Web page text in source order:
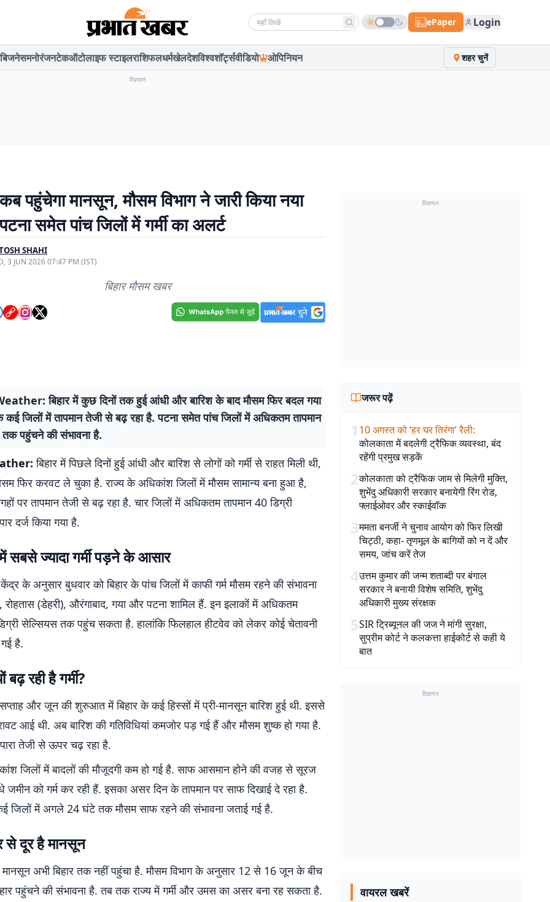
Search news ePaper Login
बिजनेसमनोरंजनटेकऑटोलाइफ स्टाइलराशिफलधर्मखेलदेशविश्वशॉर्ट्सवीडियो ओपिनियन शहर चुनें
विज्ञापन
पहुंचेगा मानसून, मौसम विभाग ने जारी किया नया
समेत पांच जिलों में गर्मी का अलर्ट
SHAHI
3 JUN 2026 07:47 PM (IST)
बिहार मौसम खबर
बिहार में कुछ दिनों तक हुई आंधी और बारिश के बाद मौसम फिर बदल गया
कई जिलों में तापमान तेजी से बढ़ रहा है. पटना समेत पांच जिलों में अधिकतम तापमान
तक पहुंचने की संभावना है.
बिहार में पिछले दिनों हुई आंधी और बारिश से लोगों को गर्मी से राहत मिली थी,
फिर करवट ले चुका है. राज्य के अधिकांश जिलों में मौसम सामान्य बना हुआ है,
पर तापमान तेजी से बढ़ रहा है. चार जिलों में अधिकतम तापमान 40 डिग्री
दर्ज किया गया है.
सबसे ज्यादा गर्मी पड़ने के आसार
केंद्र के अनुसार बुधवार को बिहार के पांच जिलों में काफी गर्म मौसम रहने की संभावना
(डेहरी), औरंगाबाद, गया और पटना शामिल हैं. इन इलाकों में अधिकतम
सेल्सियस तक पहुंच सकता है. हालांकि फिलहाल हीटवेव को लेकर कोई चेतावनी
है.
रही है गर्मी?
और जून की शुरुआत में बिहार के कई हिस्सों में प्री-मानसून बारिश हुई थी. इससे
आई थी. अब बारिश की गतिविधियां कमजोर पड़ गई हैं और मौसम शुष्क हो गया है.
तेजी से ऊपर चढ़ रहा है.
जिलों में बादलों की मौजूदगी कम हो गई है. साफ आसमान होने की वजह से सूरज
जमीन को गर्म कर रही हैं. इसका असर दिन के तापमान पर साफ दिखाई दे रहा है.
जिलों में अगले 24 घंटे तक मौसम साफ रहने की संभावना जताई गई है.
से दूर है मानसून
मानसून अभी बिहार तक नहीं पहुंचा है. मौसम विभाग के अनुसार 12 से 16 जून के बीच
पहुंचने की संभावना है. तब तक राज्य में गर्मी और उमस का असर बना रह सकता है.
विज्ञापन
जरूर पढ़ें
1 10 अगस्त को ‘हर घर तिरंगा’ रैली:
कोलकाता में बदलेगी ट्रैफिक व्यवस्था, बंद
रहेंगी प्रमुख सड़कें
2कोलकाता को ट्रैफिक जाम से मिलेगी मुक्ति,
शुभेंदु अधिकारी सरकार बनायेगी रिंग रोड,
फ्लाईओवर और स्काईवॉक
3ममता बनर्जी ने चुनाव आयोग को फिर लिखी
चिट्ठी, कहा- तृणमूल के बागियों को न दें और
समय, जांच करें तेज
4उत्तम कुमार की जन्म शताब्दी पर बंगाल
सरकार ने बनायी विशेष समिति, शुभेंदु
अधिकारी मुख्य संरक्षक
5SIR ट्रिब्यूनल की जज ने मांगी सुरक्षा,
सुप्रीम कोर्ट ने कलकत्ता हाईकोर्ट से कही ये
बात
विज्ञापन
वायरल खबरें